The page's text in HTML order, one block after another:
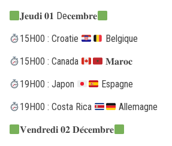
𝐉𝐞𝐮𝐝𝐢 𝟎𝟏 De𝐜𝐞𝐦𝐛𝐫𝐞
15H00 : Croatie
Belgique
15H00 : Canada
𝐌𝐚𝐫𝐨𝐜
19H00 : Japon
Espagne
19H00 : Costa Rica
Allemagne
𝐕𝐞𝐧𝐝𝐫𝐞𝐝𝐢 𝟎𝟐 𝐃𝐞́𝐜𝐞𝐦𝐛𝐫𝐞